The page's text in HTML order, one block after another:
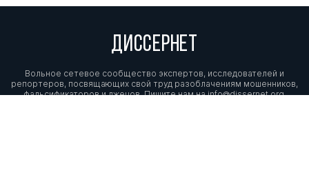
ДИССЕРНЕТ
Вольное сетевое сообщество экспертов, исследователей и
репортеров, посвящающих свой труд разоблачениям мошенников,
фальсификаторов и лжецов. Пишите нам наinfo@dissernet.org.